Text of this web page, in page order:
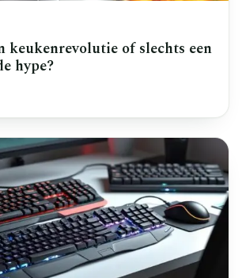
keukenrevolutie of slechts een
hype?